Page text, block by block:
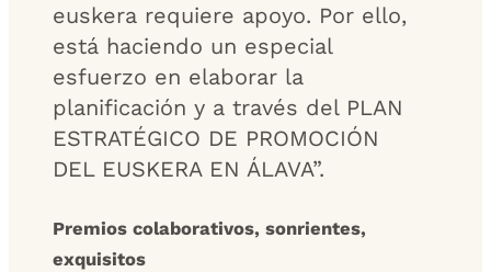
euskera requiere apoyo. Por ello,
está haciendo un especial
esfuerzo en elaborar la
planificación y a través del PLAN
ESTRATÉGICO DE PROMOCIÓN
DEL EUSKERA EN ÁLAVA”.
Premios colaborativos, sonrientes,
exquisitos